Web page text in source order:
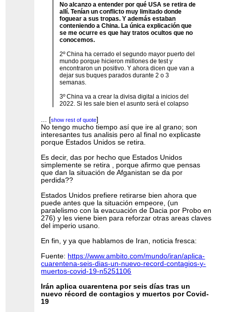
No alcanzo a entender por qué USA se retira de
allí. Tenían un conflicto muy limitado donde
foguear a sus tropas. Y además estaban
conteniendo a China. La única explicación que
se me ocurre es que hay tratos ocultos que no
conocemos.
2º China ha cerrado el segundo mayor puerto del
mundo porque hicieron millones de test y
encontraron un positivo. Y ahora dicen que van a
dejar sus buques parados durante 2 o 3
semanas.
3º China va a crear la divisa digital a inicios del
2022. Si les sale bien el asunto será el colapso
... [show rest of quote]
No tengo mucho tiempo así que ire al grano; son
interesantes tus analisis pero al final no explicaste
porque Estados Unidos se retira.
Es decir, das por hecho que Estados Unidos
simplemente se retira , porque afirmo que pensas
que dan la situación de Afganistan se da por
perdida??
Estados Unidos prefiere retirarse bien ahora que
puede antes que la situación empeore, (un
paralelismo con la evacuación de Dacia por Probo en
276) y les viene bien para reforzar otras areas claves
del imperio usano.
En fin, y ya que hablamos de Iran, noticia fresca:
Fuente: https://www.ambito.com/mundo/iran/aplica-
cuarentena-seis-dias-un-nuevo-record-contagios-y-
muertos-covid-19-n5251106
Irán aplica cuarentena por seis días tras un
nuevo récord de contagios y muertos por Covid-
19